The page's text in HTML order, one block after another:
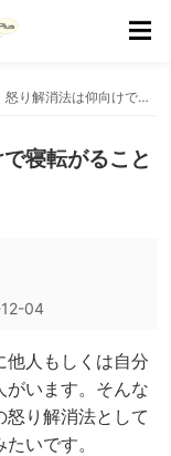
すぐできる！怒り解消法は仰向けで寝転がることｗｗｗ
寝転がること
04
他人もしくは自分
がいます。そんな
り解消法として
いです。